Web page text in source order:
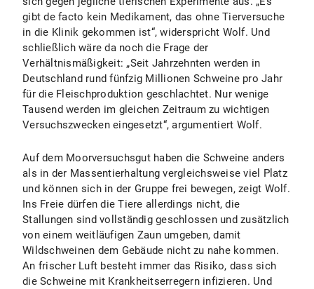
gibt de facto kein Medikament, das ohne Tierversuche
in die Klinik gekommen ist“, widerspricht Wolf. Und
schließlich wäre da noch die Frage der
Verhältnismäßigkeit: „Seit Jahrzehnten werden in
Deutschland rund fünfzig Millionen Schweine pro Jahr
für die Fleischproduktion geschlachtet. Nur wenige
Tausend werden im gleichen Zeitraum zu wichtigen
Versuchszwecken eingesetzt“, argumentiert Wolf.
Auf dem Moorversuchsgut haben die Schweine anders
als in der Massentierhaltung vergleichsweise viel Platz
und können sich in der Gruppe frei bewegen, zeigt Wolf.
Ins Freie dürfen die Tiere allerdings nicht, die
Stallungen sind vollständig geschlossen und zusätzlich
von einem weitläufigen Zaun umgeben, damit
Wildschweinen dem Gebäude nicht zu nahe kommen.
An frischer Luft besteht immer das Risiko, dass sich
die Schweine mit Krankheitserregern infizieren. Und